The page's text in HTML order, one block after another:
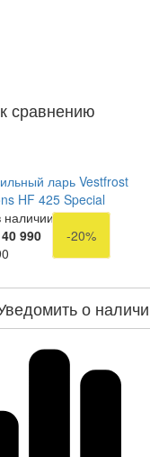
сравнению
ларь Vestfrost
HF 425 Special
наличии
990
-20%
о